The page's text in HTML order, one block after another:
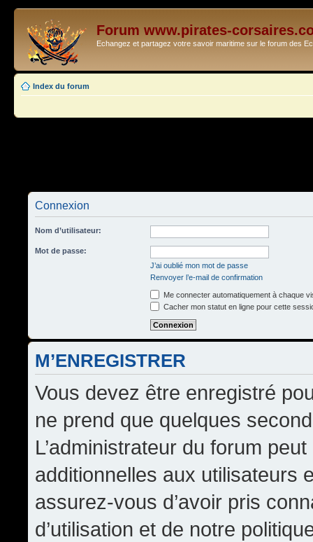
Forum www.pirates-
Echangez et partagez votre savoir maritime sur le forum des
Index du forum
Connexion
Nom d’utilisateur:
Mot de passe:
J’ai oublié mon mot de passe
Renvoyer l’e-mail de confirmation
Me connecter automatiquement à chaque
Cacher mon statut en ligne pour cette
M’ENREGISTRER
Vous devez être enregistré
ne prend que quelques
L’administrateur du forum
additionnelles aux utilisateurs
assurez-vous d’avoir pris
d’utilisation et de notre